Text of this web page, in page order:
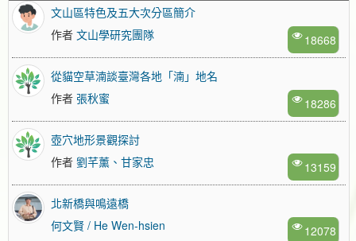
文山區特色及五大次分區簡介
作者 文山學研究團隊 18668
從貓空草湳談臺灣各地「湳」地名
作者 張秋蜜 18286
壺穴地形景觀探討
作者 劉芊薰、甘家忠 13159
北新橋與鳴遠橋
何文賢 / He Wen-hsien
12078